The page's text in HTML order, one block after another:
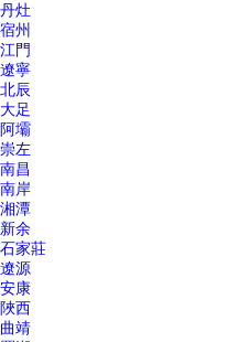
丹灶
宿州
江門
遼寧
北辰
大足
阿壩
崇左
南昌
南岸
湘潭
新余
石家莊
遼源
安康
陜西
曲靖